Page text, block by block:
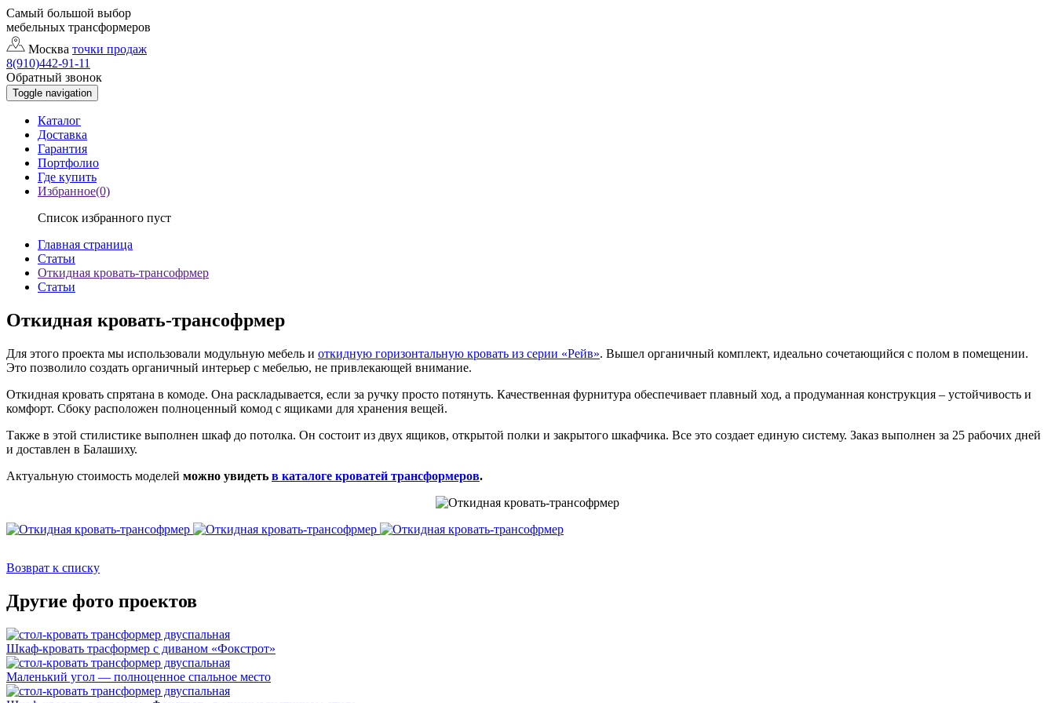
Самый большой выбор
мебельных трансформеров
Москва точки продаж
8(910)442-91-11
Обратный звонок
Toggle navigation
Каталог
Доставка
Гарантия
Портфолио
Где купить
Избранное(0)
Список избранного пуст
Главная страница
Статьи
Откидная кровать-трансофрмер
Статьи
Откидная кровать-трансофрмер
Для этого проекта мы использовали модульную мебель и откидную горизонтальную кровать из серии «Рейв». Вышел органичный комплект, идеально сочетающийся с полом в помещении.
Это позволило создать органичный интерьер с мебелью, не привлекающей внимание.
Откидная кровать спрятана в комоде. Она раскладывается, если за ручку просто потянуть. Качественная фурнитура обеспечивает плавный ход, а продуманная конструкция – устойчивость и
комфорт. Сбоку расположен полноценный комод с ящиками для хранения вещей.
Также в этой стилистике выполнен шкаф до потолка. Он состоит из двух ящиков, открытой полки и закрытого шкафчика. Все это создает единую систему. Заказ выполнен за 25 рабочих дней
и доставлен в Балашиху.
Актуальную стоимость моделей можно увидеть в каталоге кроватей трансформеров.
Возврат к списку
Другие фото проектов
Шкаф-кровать трасформер с диваном «Фокстрот»
Маленький угол — полноценное спальное место